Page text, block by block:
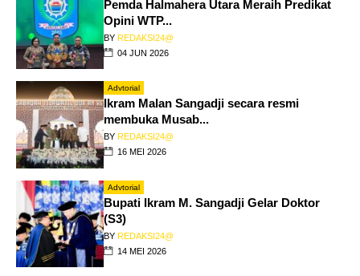
Pemda Halmahera Utara Meraih Predikat
Opini WTP...
BY REDAKSI24@
04 JUN 2026
Advtorial
Ikram Malan Sangadji secara resmi
membuka Musab...
BY REDAKSI24@
16 MEI 2026
Advtorial
Bupati Ikram M. Sangadji Gelar Doktor
(S3)
BY REDAKSI24@
14 MEI 2026